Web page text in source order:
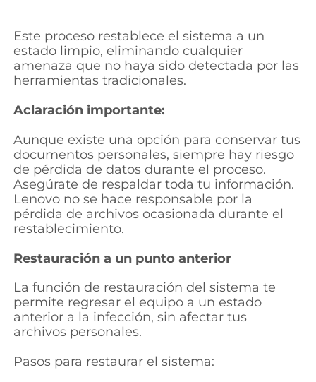
Este proceso restablece el sistema a un
estado limpio, eliminando cualquier
amenaza que no haya sido detectada por las
herramientas tradicionales.
Aclaración importante:
Aunque existe una opción para conservar tus
documentos personales, siempre hay riesgo
de pérdida de datos durante el proceso.
Asegúrate de respaldar toda tu información.
Lenovo no se hace responsable por la
pérdida de archivos ocasionada durante el
restablecimiento.
Restauración a un punto anterior
La función de restauración del sistema te
permite regresar el equipo a un estado
anterior a la infección, sin afectar tus
archivos personales.
Pasos para restaurar el sistema: